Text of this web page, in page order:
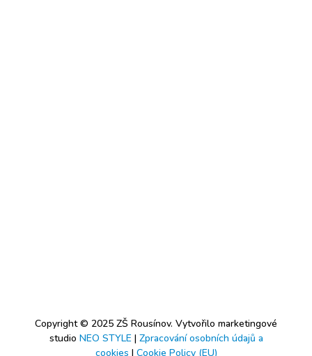
Copyright © 2025 ZŠ Rousínov. Vytvořilo marketingové
studio NEO STYLE | Zpracování osobních údajů a
cookies | Cookie Policy (EU)